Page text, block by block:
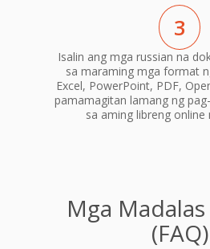
3
Isalin ang mga russian na
sa maraming mga format
Excel, PowerPoint, PDF,
pamamagitan lamang ng
sa aming libreng online
Mga
(FAQ)